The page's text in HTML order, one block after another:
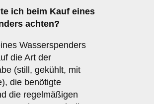
ich beim Kauf eines
achten?
Wasserspenders
die Art der
(still, gekühlt, mit
die benötigte
die regelmäßigen